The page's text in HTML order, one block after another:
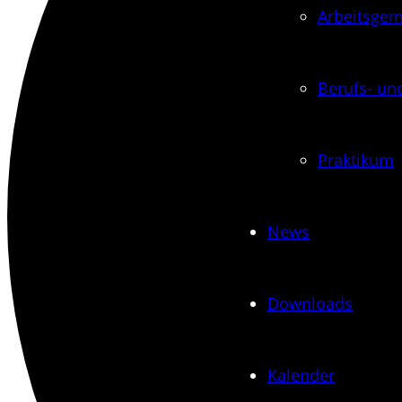
Berufs-
Praktikum
News
Downloads
Kalender